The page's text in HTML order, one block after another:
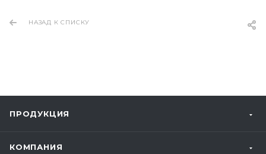
НАЗАД К СПИСКУ
ПРОДУКЦИЯ
КОМПАНИЯ